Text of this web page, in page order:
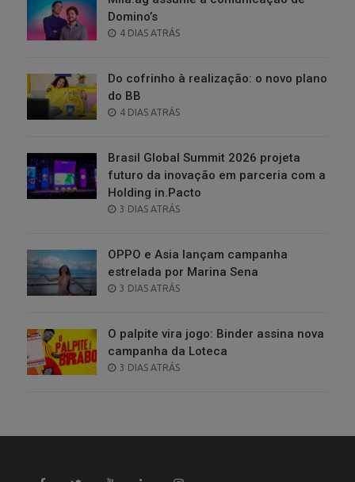
Domino’s
POSTED
4 DIAS ATRÁS
Do cofrinho à realização: o novo plano
do BB
POSTED
4 DIAS ATRÁS
Brasil Global Summit 2026 projeta
futuro da inovação em parceria com a
Holding in.Pacto
POSTED
3 DIAS ATRÁS
OPPO e Asia lançam campanha
estrelada por Marina Sena
POSTED
3 DIAS ATRÁS
O palpite vira jogo: Binder assina nova
campanha da Loteca
POSTED
3 DIAS ATRÁS